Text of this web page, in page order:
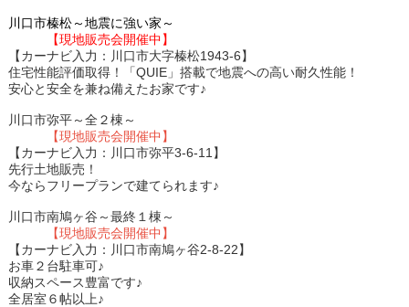
川口市榛松～地震に強い家～
【現地販売会開催中】
【カーナビ入力：川口市大字榛松1943-6】
住宅性能評価取得！「QUIE」搭載で地震への高い耐久性能！
安心と安全を兼ね備えたお家です♪
川口市弥平～全２棟～
【現地販売会開催中】
【カーナビ入力：川口市弥平3-6-11】
先行土地販売！
今ならフリープランで建てられます♪
川口市南鳩ヶ谷～最終１棟～
【現地販売会開催中】
【カーナビ入力：川口市南鳩ヶ谷2-8-22】
お車２台駐車可♪
収納スペース豊富です♪
全居室６帖以上♪